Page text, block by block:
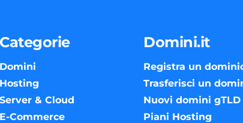
Categorie
Domini
Hosting
Server & Cloud
E-Commerce
Domini.it
Registra un
Trasferisci un
Nuovi domini gTLD
Piani Hosting